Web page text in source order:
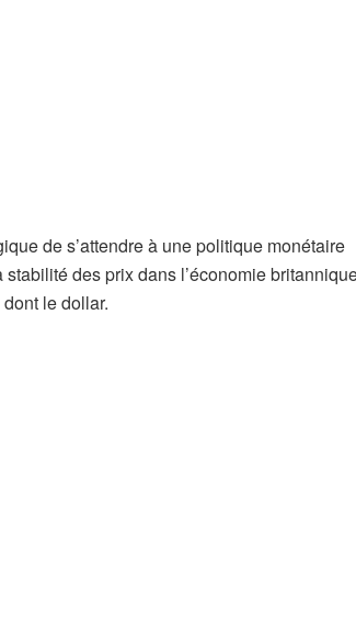
de s’attendre à une politique monétaire
des prix dans l’économie
le dollar.